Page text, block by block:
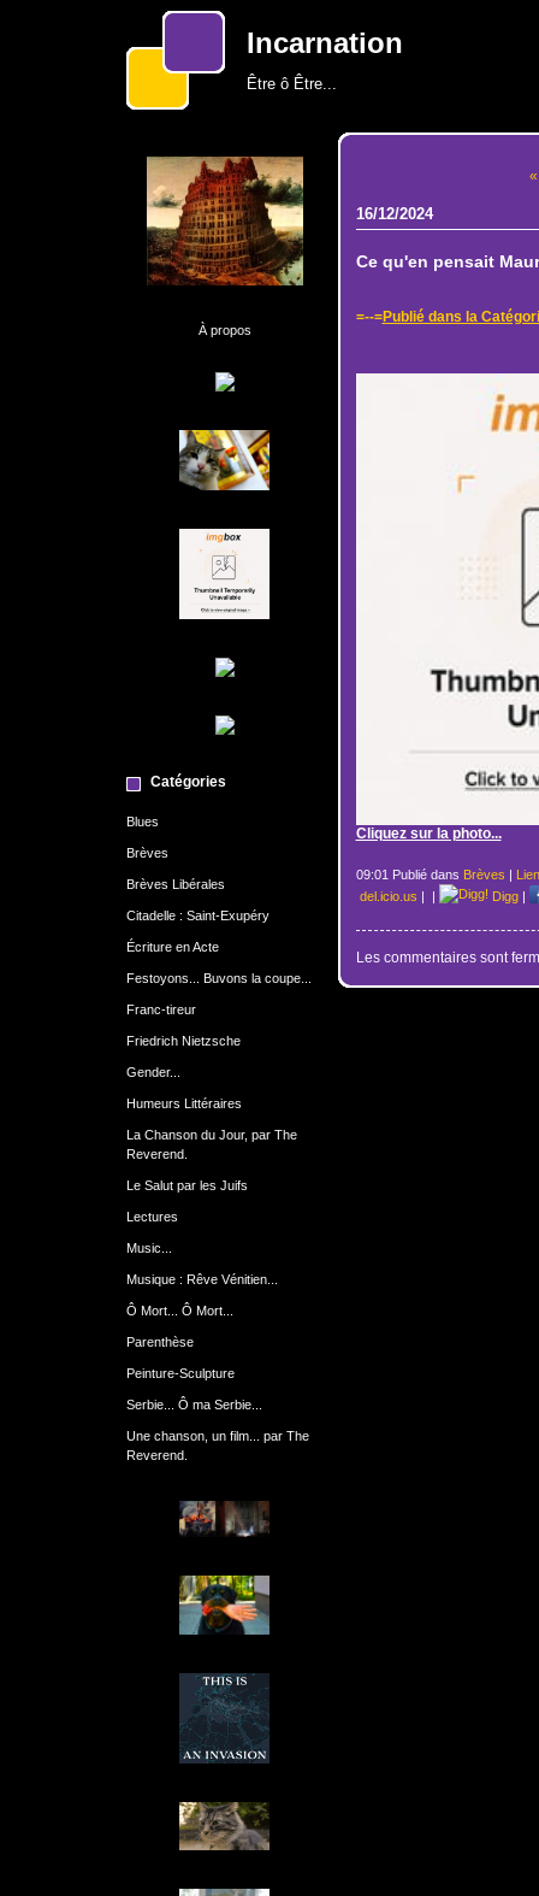
Incarnation
Être ô Être...
À propos
Catégories
Blues
Brèves
Brèves Libérales
Citadelle : Saint-Exupéry
Écriture en Acte
Festoyons... Buvons la coupe...
Franc-tireur
Friedrich Nietzsche
Gender...
Humeurs Littéraires
La Chanson du Jour, par The
Reverend.
Le Salut par les Juifs
Lectures
Music...
Musique : Rêve Vénitien...
Ô Mort... Ô Mort...
Parenthèse
Peinture-Sculpture
Serbie... Ô ma Serbie...
Une chanson, un film... par The
Reverend.
16/12/2024
Ce qu'en pensait
=--=Publié dans la
Cliquez sur la photo...
09:01 Publié dans Brèves |
del.icio.us | | Digg|
Les commentaires sont